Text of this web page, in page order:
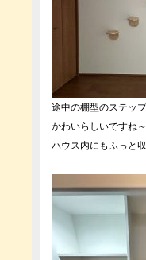
途中の棚型のステッ
かわいらしいですね～
ハウス内にもふっと